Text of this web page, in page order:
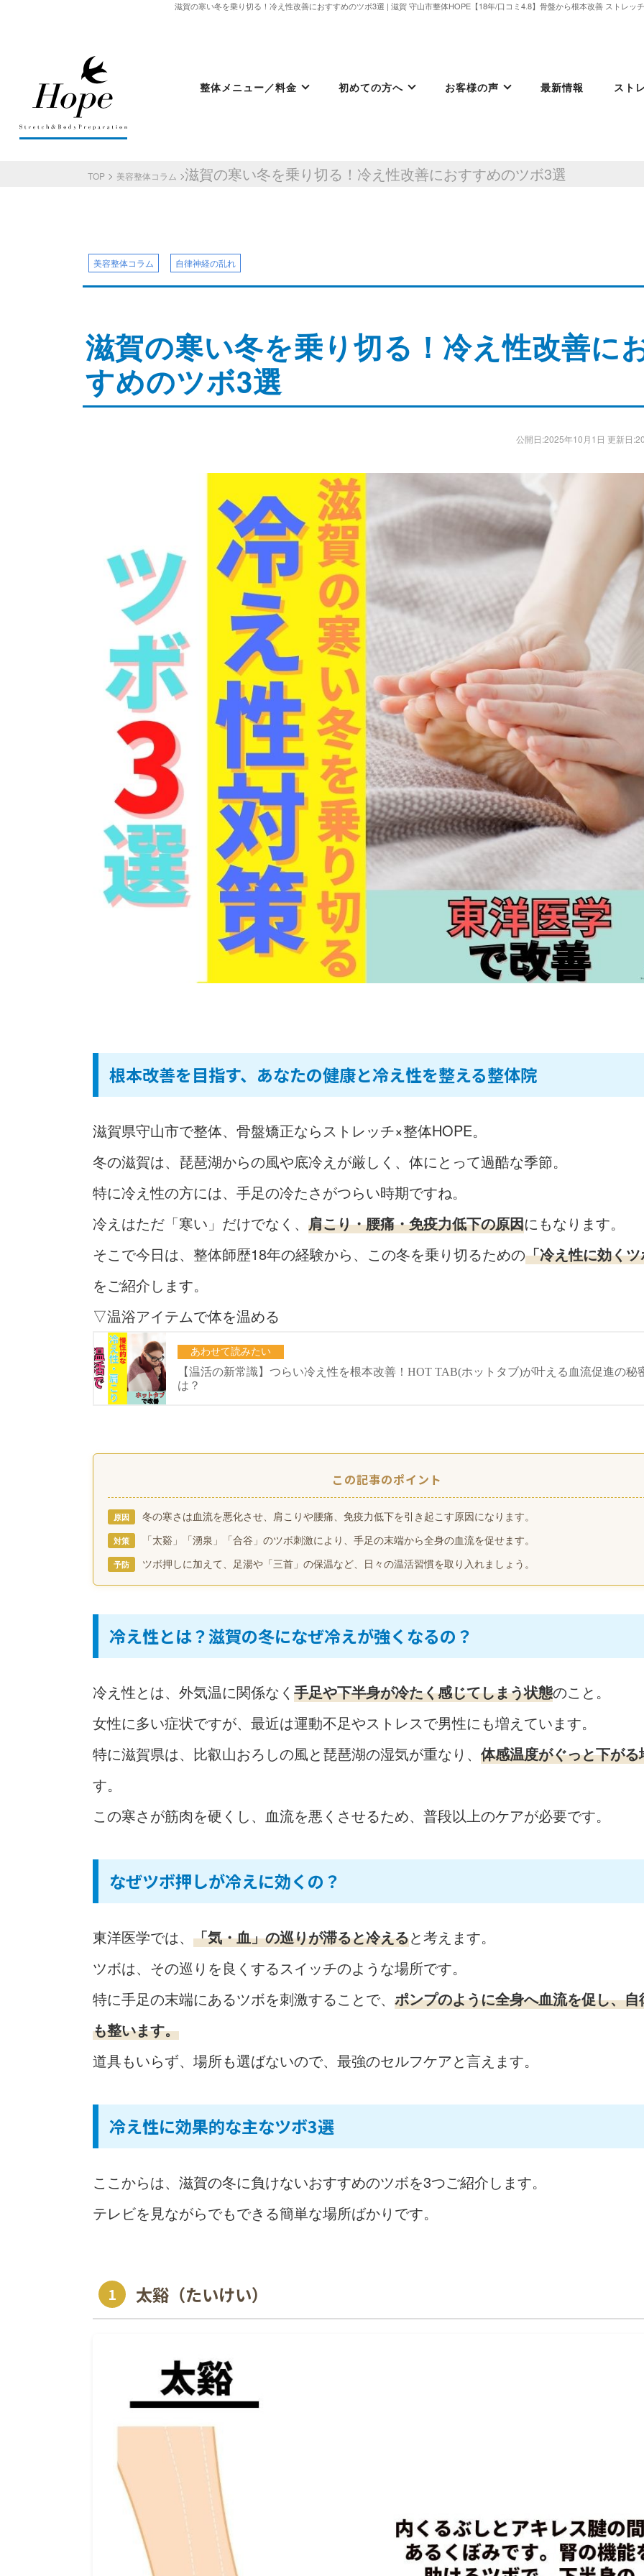
滋賀の寒い冬を乗り切る！冷え性改善におすすめのツボ3選 | 滋賀 守山市整体HOPE【18年/口コミ4.8】骨盤から根本改善 ストレッ
整体メニュー／料金 初めての方へ お客様の声 最新情報 スト
TOP 美容整体コラム 滋賀の寒い冬を乗り切る！冷え性改善におすすめのツボ3選
美容整体コラム 自律神経の乱れ
滋賀の寒い冬を乗り切る！冷え性改善に
すめのツボ3選
公開日:2025年10月1日 更新日
根本改善を目指す、あなたの健康と冷え性を整える整体院
滋賀県守山市で整体、骨盤矯正ならストレッチ×整体HOPE。
冬の滋賀は、琵琶湖からの風や底冷えが厳しく、体にとって過酷な季節。
特に冷え性の方には、手足の冷たさがつらい時期ですね。
冷えはただ「寒い」だけでなく、 肩こり・腰痛・免疫力低下の原因にもなります。
そこで今日は、整体師歴18年の経験から、この冬を乗り切るための「冷え性に効く
をご紹介します。
▽温浴アイテムで体を温める
この記事のポイント
原因 冬の寒さは血流を悪化させ、肩こりや腰痛、免疫力低下を引き起こす原因になります。
対策 「太谿」「湧泉」「合谷」のツボ刺激により、手足の末端から全身の血流を促せます。
予防 ツボ押しに加えて、足湯や「三首」の保温など、日々の温活習慣を取り入れましょう。
冷え性とは？滋賀の冬になぜ冷えが強くなるの？
冷え性とは、外気温に関係なく 手足や下半身が冷たく感じてしまう状態のこと。
女性に多い症状ですが、最近は運動不足やストレスで男性にも増えています。
特に滋賀県は、比叡山おろしの風と琵琶湖の湿気が重なり、 体感温度がぐっと下がる
す。
この寒さが筋肉を硬くし、血流を悪くさせるため、普段以上のケアが必要です。
なぜツボ押しが冷えに効くの？
東洋医学では、 「気・血」の巡りが滞ると冷えると考えます。
ツボは、その巡りを良くするスイッチのような場所です。
特に手足の末端にあるツボを刺激することで、 ポンプのように全身へ血流を促し、自
も整います。
道具もいらず、場所も選ばないので、最強のセルフケアと言えます。
冷え性に効果的な主なツボ3選
ここからは、滋賀の冬に負けないおすすめのツボを3つご紹介します。
テレビを見ながらでもできる簡単な場所ばかりです。
1 太谿（たいけい）
最新情報
ストレッチ整体コラム
LINE予約の流れ
オンライン問診
ストレッチ整体
体幹トレーニング
タイ古式マッサージ
姿勢矯正・骨盤矯正
体幹トレーニング